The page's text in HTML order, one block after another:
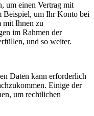
um einen Vertrag mit
Beispiel, um Ihr Konto bei
mit Ihnen zu
im Rahmen der
und so weiter.
Daten kann erforderlich
Einige der
um rechtlichen